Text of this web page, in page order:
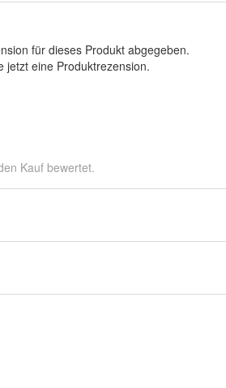
für dieses Produkt abgegeben.
jetzt eine Produktrezension.
Kauf bewertet.